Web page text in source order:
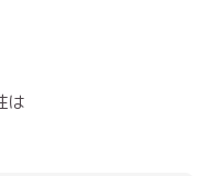
は